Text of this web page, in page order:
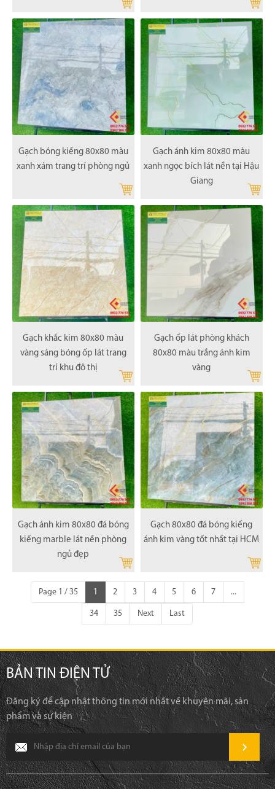
Gạch bóng kiếng 80x80 màu
xanh xám trang trí phòng ngủ
Gạch ánh kim 80x80 màu
xanh ngọc bích lát nền tại Hậu
Giang
Gạch khắc kim 80x80 màu
vàng sáng bóng ốp lát trang
trí khu đô thị
Gạch ốp lát phòng khách
80x80 màu trắng ánh kim
vàng
Gạch ánh kim 80x80 đá bóng
kiếng marble lát nền phòng
ngủ đẹp
Gạch 80x80 đá bóng kiếng
ánh kim vàng tốt nhất tại HCM
Page 1 / 35 1 2 3 4 5 6 7 ...
34 35 Next Last
BẢN TIN ĐIỆN TỬ
Đăng ký để cập nhật thông tin mới nhất về khuyên mãi, sản
phẩm và sự kiện